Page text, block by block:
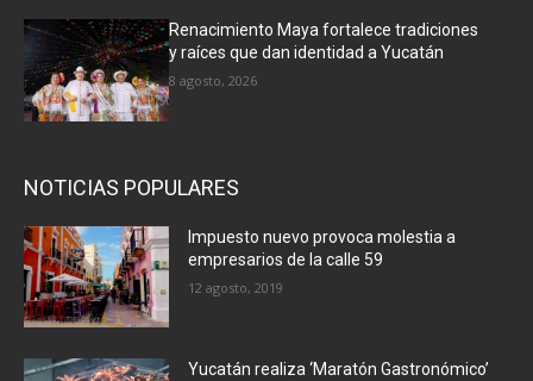
Renacimiento Maya fortalece tradiciones
y raíces que dan identidad a Yucatán
8 agosto, 2026
NOTICIAS POPULARES
Impuesto nuevo provoca molestia a
empresarios de la calle 59
12 agosto, 2019
Yucatán realiza ‘Maratón Gastronómico’